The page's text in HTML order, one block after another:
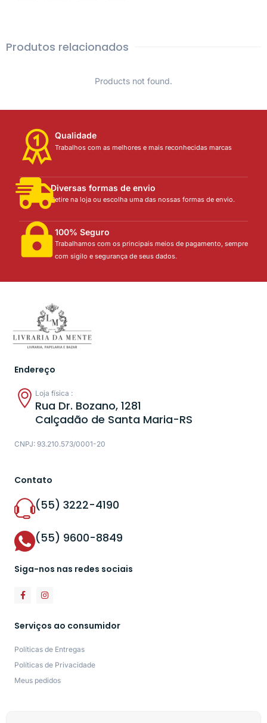
Produtos relacionados
Products not found.
Qualidade
Trabalhos com as melhores e mais reconhecidas marcas
Diversas formas de envio
Retire na loja ou escolha uma das nossas formas de envio.
100% Seguro
Trabalhamos com os principais meios de pagamento, sempre
com sigilo e segurança de seus dados.
Endereço
Loja física :
Rua Dr. Bozano, 1281
Calçadão de Santa Maria-RS
CNPJ: 93.210.573/0001-20
Contato
(55) 3222-4190
(55) 9600-8849
Siga-nos nas redes sociais
Serviços ao consumidor
Políticas de Entregas
Políticas de Privacidade
Meus pedidos